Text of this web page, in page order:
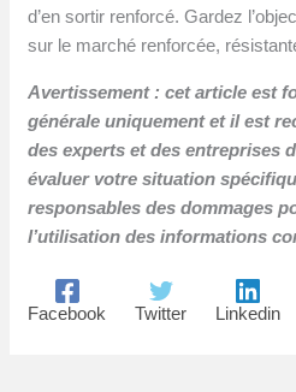
d’en sortir renforcé. Gardez
sur le marché renforcée,
Avertissement : cet article est
générale uniquement et il est
des experts et des entreprises
évaluer votre situation
responsables des dommages
l’utilisation des informations
Facebook Twitter Linkedin